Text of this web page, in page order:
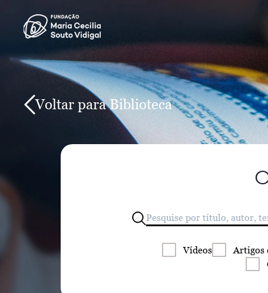
Voltar para Biblioteca
Vídeos Artigos